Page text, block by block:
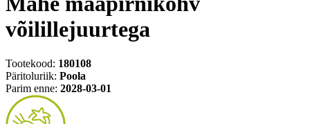
võilillejuurtega
Tootekood: 180108
Päritoluriik: Poola
Parim enne: 2028-03-01